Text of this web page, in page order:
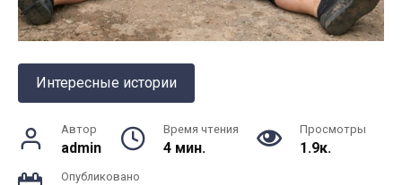
Интересные истории
Автор
admin
Время чтения
4 мин.
Просмотры
1.9к.
Опубликовано